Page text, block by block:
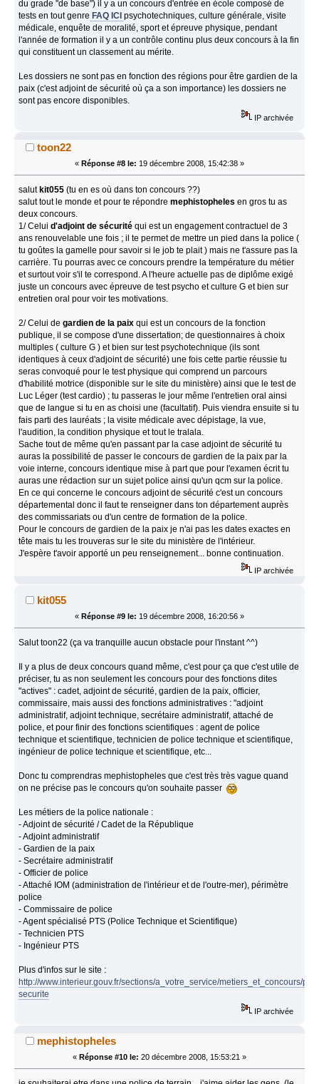
du grade "de base") il y a un concours d'entrée en école composé de
tests en tout genre FAQ ICI psychotechniques, culture générale, visite
médicale, enquête de moralité, sport et épreuve physique, pendant
l'année de formation il y a un contrôle continu plus deux concours à la fin
qui constituent un classement au mérite.
Les dossiers ne sont pas en fonction des régions pour être gardien de la
paix (c'est adjoint de sécurité où ça a son importance) les dossiers ne
sont pas encore disponibles.
IP archivée
toon22
« Réponse #8 le: 19 décembre 2008, 15:42:38 »
salutkit055(tu en es où dans ton concours ??)
salut tout le monde et pour te répondremephistophelesen gros tu as
deux concours.
1/ Celuid'adjoint de sécuritéqui est un engagement contractuel de 3
ans renouvelable une fois ; il te permet de mettre un pied dans la police (
tu goûtes la gamelle pour savoir si le job te plait ) mais ne t'assure pas la
carrière. Tu pourras avec ce concours prendre la température du métier
et surtout voir s'il te correspond. A l'heure actuelle pas de diplôme exigé
juste un concours avec épreuve de test psycho et culture G et bien sur
entretien oral pour voir tes motivations.
2/ Celui de gardien de la paixqui est un concours de la fonction
publique, il se compose d'une dissertation; de questionnaires à choix
multiples ( culture G ) et bien sur test psychotechnique (ils sont
identiques à ceux d'adjoint de sécurité) une fois cette partie réussie tu
seras convoqué pour le test physique qui comprend un parcours
d'habilité motrice (disponible sur le site du ministère) ainsi que le test de
Luc Léger (test cardio) ; tu passeras le jour même l'entretien oral ainsi
que de langue si tu en as choisi une (facultatif). Puis viendra ensuite si tu
fais parti des lauréats ; la visite médicale avec dépistage, la vue,
l'audition, la condition physique et tout le tralala.
Sache tout de même qu'en passant par la case adjoint de sécurité tu
auras la possibilité de passer le concours de gardien de la paix par la
voie interne, concours identique mise à part que pour l'examen écrit tu
auras une rédaction sur un sujet police ainsi qu'un qcm sur la police.
En ce qui concerne le concours adjoint de sécurité c'est un concours
départemental donc il faut te renseigner dans ton département auprès
des commissariats ou d'un centre de formation de la police.
Pour le concours de gardien de la paix je n'ai pas les dates exactes en
tête mais tu les trouveras sur le site du ministère de l'intérieur.
J'espère t'avoir apporté un peu renseignement... bonne continuation.
IP archivée
kit055
« Réponse #9 le: 19 décembre 2008, 16:20:56 »
Salut toon22 (ça va tranquille aucun obstacle pour l'instant ^^)
Il y a plus de deux concours quand même, c'est pour ça que c'est utile de
préciser, tu as non seulement les concours pour des fonctions dites
"actives" : cadet, adjoint de sécurité, gardien de la paix, officier,
commissaire, mais aussi des fonctions administratives : "adjoint
administratif, adjoint technique, secrétaire administratif, attaché de
police, et pour finir des fonctions scientifiques : agent de police
technique et scientifique, technicien de police technique et scientifique,
ingénieur de police technique et scientifique, etc...
Donc tu comprendras mephistopheles que c'est très très vague quand
on ne précise pas le concours qu'on souhaite passer
Les métiers de la police nationale :
- Adjoint de sécurité / Cadet de la République
- Adjoint administratif
- Gardien de la paix
- Secrétaire administratif
- Officier de police
- Attaché IOM (administration de l'intérieur et de l'outre-mer), périmètre
police
- Commissaire de police
- Agent spécialisé PTS (Police Technique et Scientifique)
- Technicien PTS
- Ingénieur PTS
Plus d'infos sur le site :
http://www.interieur.gouv.fr/sections/a_votre_service/metiers_et_concours/
securite
IP archivée
mephistopheles
« Réponse #10 le: 20 décembre 2008, 15:53:21 »